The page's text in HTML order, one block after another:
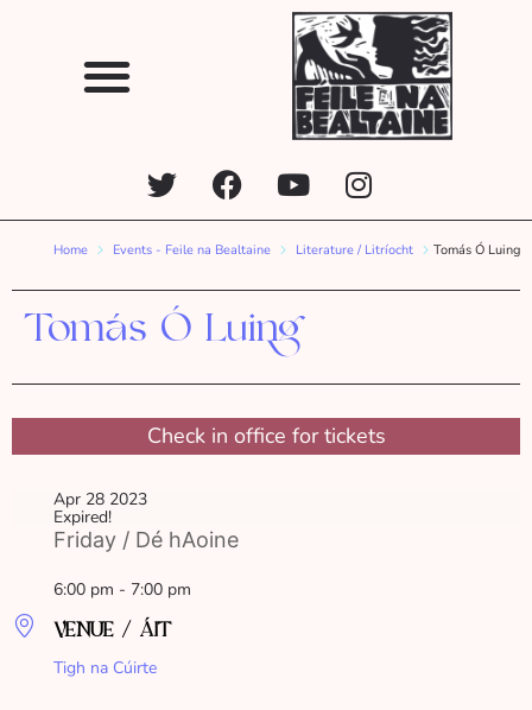
Home Events - Feile na Bealtaine Literature / Litríocht Tomás Ó Luing
Tomás Ó Luing
Check in office for tickets
Apr 28 2023
Expired!
Friday / Dé hAoine
6:00 pm - 7:00 pm
VENUE / ÁIT
Tigh na Cúirte